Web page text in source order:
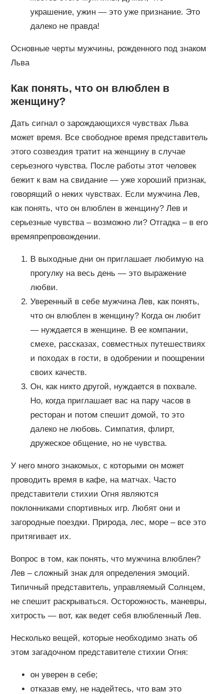
украшение, ужин — это уже признание. Это
далеко не правда!
Основные черты мужчины, рожденного под знаком
Льва
Как понять, что он влюблен в
женщину?
Дать сигнал о зарождающихся чувствах Льва
может время. Все свободное время представитель
этого созвездия тратит на женщину в случае
серьезного чувства. После работы этот человек
бежит к вам на свидание — уже хороший признак,
говорящий о неких чувствах. Если мужчина Лев,
как понять, что он влюблен в женщину? Лев и
серьезные чувства – возможно ли? Отгадка – в его
времяпрепровождении.
В выходные дни он приглашает любимую на
прогулку на весь день — это выражение
любви.
Уверенный в себе мужчина Лев, как понять,
что он влюблен в женщину? Когда он любит
— нуждается в женщине. В ее компании,
смехе, рассказах, совместных путешествиях
и походах в гости, в одобрении и поощрении
своих качеств.
Он, как никто другой, нуждается в похвале.
Но, когда приглашает вас на пару часов в
ресторан и потом спешит домой, то это
далеко не любовь. Симпатия, флирт,
дружеское общение, но не чувства.
У него много знакомых, с которыми он может
проводить время в кафе, на матчах. Часто
представители стихии Огня являются
поклонниками спортивных игр. Любят они и
загородные поездки. Природа, лес, море – все это
притягивает их.
Вопрос в том, как понять, что мужчина влюблен?
Лев – сложный знак для определения эмоций.
Типичный представитель, управляемый Солнцем,
не спешит раскрываться. Осторожность, маневры,
хитрость — вот, как ведет себя влюбленный Лев.
Несколько вещей, которые необходимо знать об
этом загадочном представителе стихии Огня:
он уверен в себе;
отказав ему, не надейтесь, что вам это